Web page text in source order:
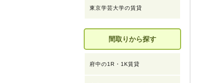
東京学芸大学の賃貸
間取りから探す
府中の1R・1K賃貸